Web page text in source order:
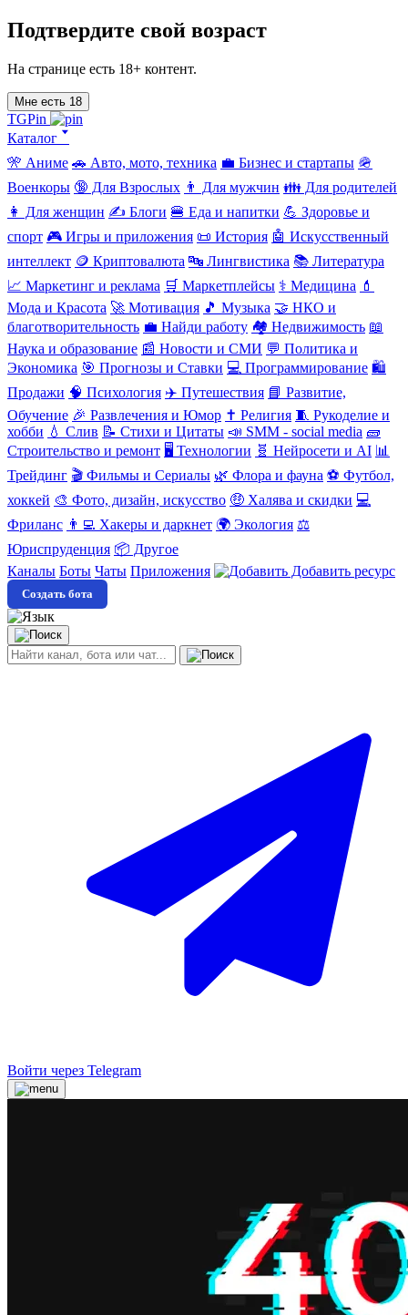
Подтвердите свой возраст
На странице есть 18+ контент.
Мне есть 18
TGPin
Каталог 🢓
🎌 Аниме 🚗 Авто, мото, техника 💼 Бизнес и стартапы 🪖
Военкоры 🔞 Для Взрослых 👨 Для мужчин 👪 Для родителей
👩 Для женщин ✍️ Блоги 🍔 Еда и напитки 💪 Здоровье и
спорт 🎮 Игры и приложения 📜 История 🤖 Искусственный
интеллект 🪙 Криптовалюта 🔤 Лингвистика 📚 Литература
📈 Маркетинг и реклама 🛒 Маркетплейсы ⚕️ Медицина 💄
Мода и Красота 🚀 Мотивация 🎵 Музыка 🤝 НКО и
благотворительность 💼 Найди работу 🏘️ Недвижимость 📖
Наука и образование 📰 Новости и СМИ 💬 Политика и
Экономика 🎯 Прогнозы и Ставки 💻 Программирование 🛍️
Продажи 🧠 Психология ✈️ Путешествия 📘 Развитие,
Обучение 🎉 Развлечения и Юмор ✝️ Религия 🧵 Рукоделие и
хобби 💧 Слив 📝 Стихи и Цитаты 📣 SMM - social media 🧱
Строительство и ремонт 🖥️ Технологии 🧬 Нейросети и AI 📊
Трейдинг 🎬 Фильмы и Сериалы 🌿 Флора и фауна ⚽ Футбол,
хоккей 🎨 Фото, дизайн, искусство 🤑 Халява и скидки 💻
Фриланс 👨‍💻 Хакеры и даркнет 🌍 Экология ⚖️
Юриспруденция 📦 Другое
Каналы Боты Чаты Приложения Добавить ресурс
Создать бота
Войти через Telegram